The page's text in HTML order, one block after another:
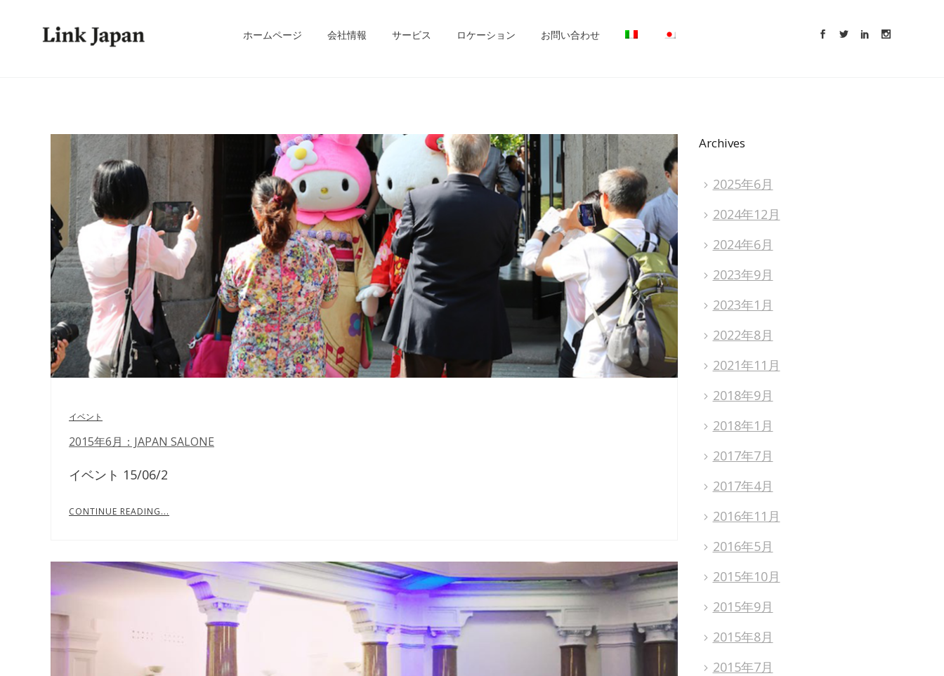
ホームページ 会社情報 サービス ロケーション お問い合わせ
イベント
2015年6月：JAPAN SALONE
イベント 15/06/2
CONTINUE READING...
Archives
2025年6月
2024年12月
2024年6月
2023年9月
2023年1月
2022年8月
2021年11月
2018年9月
2018年1月
2017年7月
2017年4月
2016年11月
2016年5月
2015年10月
2015年9月
2015年8月
2015年7月